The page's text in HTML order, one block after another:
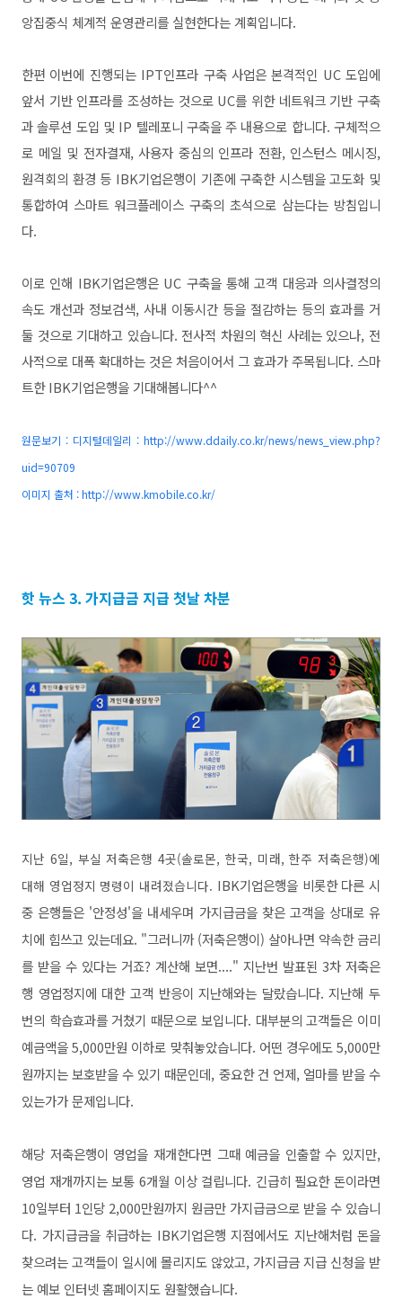
앙집중식 체계적 운영관리를 실현한다는 계획입니다.
한편 이번에 진행되는 IPT인프라 구축 사업은 본격적인 UC 도입에
앞서 기반 인프라를 조성하는 것으로 UC를 위한 네트워크 기반 구축
과 솔루션 도입 및 IP 텔레포니 구축을 주 내용으로 합니다. 구체적으
로 메일 및 전자결재, 사용자 중심의 인프라 전환, 인스턴스 메시징,
원격회의 환경 등 IBK기업은행이 기존에 구축한 시스템을 고도화 및
통합하여 스마트 워크플레이스 구축의 초석으로 삼는다는 방침입니
다.
이로 인해 IBK기업은행은 UC 구축을 통해 고객 대응과 의사결정의
속도 개선과 정보검색, 사내 이동시간 등을 절감하는 등의 효과를 거
둘 것으로 기대하고 있습니다. 전사적 차원의 혁신 사례는 있으나, 전
사적으로 대폭 확대하는 것은 처음이어서 그 효과가 주목됩니다. 스마
트한 IBK기업은행을 기대해봅니다^^
원문보기 : 디지털데일리 : http://www.ddaily.co.kr/news/news_view.php?
uid=90709
이미지 출처 :http://www.kmobile.co.kr/
핫 뉴스 3. 가지급금 지급 첫날 차분
지난 6일, 부실 저축은행 4곳(솔로몬, 한국, 미래, 한주 저축은행)에
대해 영업정지 명령이 내려졌습니다. IBK기업은행을 비롯한 다른 시
중 은행들은 '안정성'을 내세우며 가지급금을 찾은 고객을 상대로 유
치에 힘쓰고 있는데요. "그러니까 (저축은행이) 살아나면 약속한 금리
를 받을 수 있다는 거죠? 계산해 보면...." 지난번 발표된 3차 저축은
행 영업정지에 대한 고객 반응이 지난해와는 달랐습니다. 지난해 두
번의 학습효과를 거쳤기 때문으로 보입니다. 대부분의 고객들은 이미
예금액을 5,000만원 이하로 맞춰놓았습니다. 어떤 경우에도 5,000만
원까지는 보호받을 수 있기 때문인데, 중요한 건 언제, 얼마를 받을 수
있는가가 문제입니다.
해당 저축은행이 영업을 재개한다면 그때 예금을 인출할 수 있지만,
영업 재개까지는 보통 6개월 이상 걸립니다. 긴급히 필요한 돈이라면
10일부터 1인당 2,000만원까지 원금만 가지급금으로 받을 수 있습니
다. 가지급금을 취급하는 IBK기업은행 지점에서도 지난해처럼 돈을
찾으려는 고객들이 일시에 몰리지도 않았고, 가지급금 지급 신청을 받
는 예보 인터넷 홈페이지도 원활했습니다.